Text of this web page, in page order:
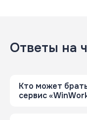
Ответы на
Кто может
сервис